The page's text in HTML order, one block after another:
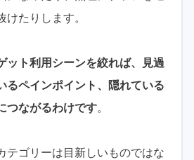
たりします。
ット利用シーンを絞れば、見過
るペインポイント、隠れている
つながるわけです。
テゴリーは目新しいものではな